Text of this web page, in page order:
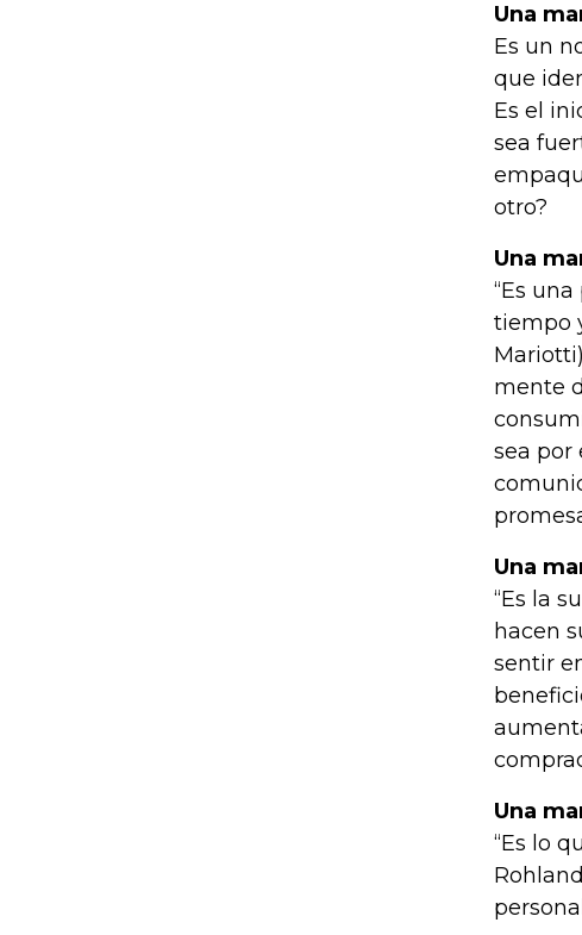
Una
Es un
que
Es el
sea
otro?
Una
“Es
tiempo
mente
sea por
Una
“Es la
hacen
sentir
Una
“Es lo